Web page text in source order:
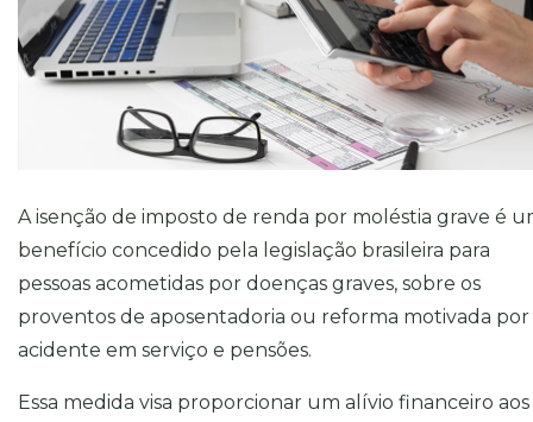
A isenção de imposto de renda por moléstia grave é
benefício concedido pela legislação brasileira para
pessoas acometidas por doenças graves, sobre os
proventos de aposentadoria ou reforma motivada por
acidente em serviço e pensões.
Essa medida visa proporcionar um alívio financeiro aos